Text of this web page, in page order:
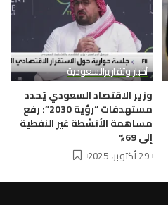
أخبار وتقاريرالسعودية
وزير الاقتصاد السعودي يُحدد
مستهدفات “رؤية 2030”: رفع
مساهمة الأنشطة غير النفطية
إلى 69%
29 أكتوبر، 2025